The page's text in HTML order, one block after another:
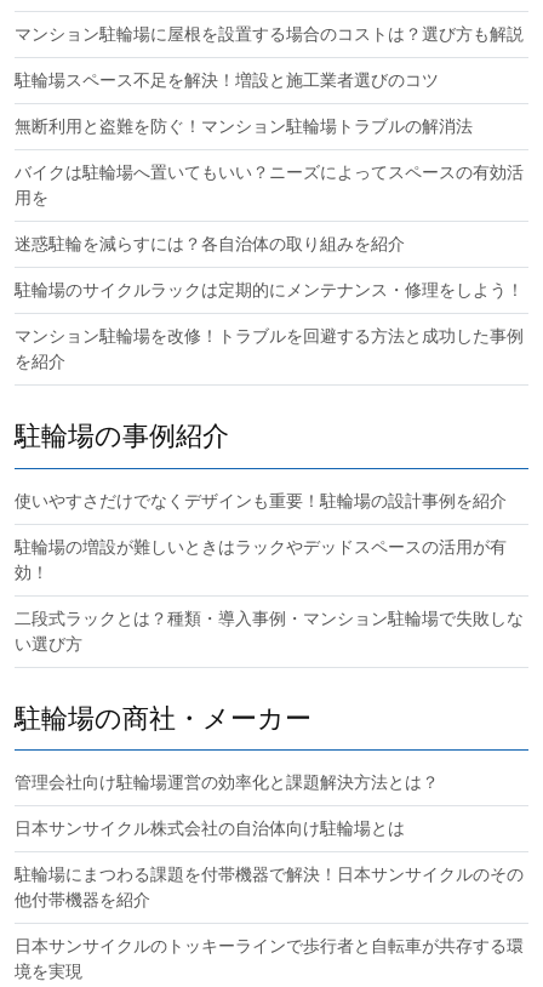
マンション駐輪場に屋根を設置する場合のコストは？選び方も解説
駐輪場スペース不足を解決！増設と施工業者選びのコツ
無断利用と盗難を防ぐ！マンション駐輪場トラブルの解消法
バイクは駐輪場へ置いてもいい？ニーズによってスペースの有効活
用を
迷惑駐輪を減らすには？各自治体の取り組みを紹介
駐輪場のサイクルラックは定期的にメンテナンス・修理をしよう！
マンション駐輪場を改修！トラブルを回避する方法と成功した事例
を紹介
駐輪場の事例紹介
使いやすさだけでなくデザインも重要！駐輪場の設計事例を紹介
駐輪場の増設が難しいときはラックやデッドスペースの活用が有
効！
二段式ラックとは？種類・導入事例・マンション駐輪場で失敗しな
い選び方
駐輪場の商社・メーカー
管理会社向け駐輪場運営の効率化と課題解決方法とは？
日本サンサイクル株式会社の自治体向け駐輪場とは
駐輪場にまつわる課題を付帯機器で解決！日本サンサイクルのその
他付帯機器を紹介
日本サンサイクルのトッキーラインで歩行者と自転車が共存する環
境を実現